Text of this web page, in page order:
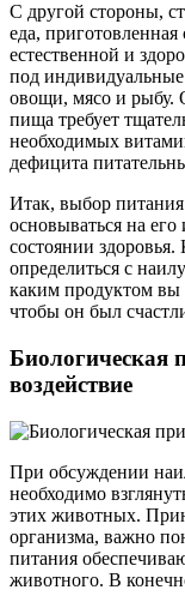
С другой стороны,
еда, приготовленная
естественной и
под
овощи, мясо и рыбу.
пища требует
необходимых
дефицита
Итак, выбор
основываться на
состоянии
определиться с
каким продуктом
чтобы он был
Биологическая
воздействие
При обсуждении
необходимо
этих животных.
организма, важно
питания
животного. В